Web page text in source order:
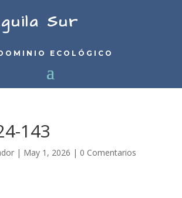
Sur
ECOLÓGICO
143
| May 1, 2026 | 0 Comentarios